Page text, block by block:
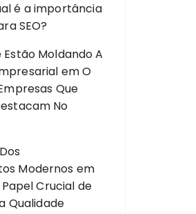
é a importância
SEO?
Moldando A
emO
Que
No
Modernos em
Papel Crucial de
Qualidade